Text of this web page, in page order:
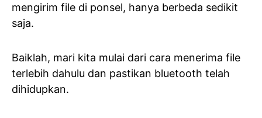
mengirim file di ponsel, hanya berbeda sedikit
saja.
Baiklah, mari kita mulai dari cara menerima file
terlebih dahulu dan pastikan bluetooth telah
dihidupkan.